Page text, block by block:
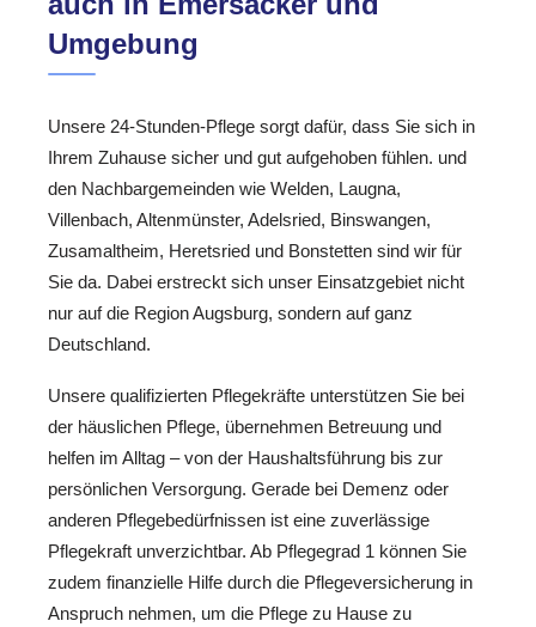
Umgebung
Unsere 24-Stunden-Pflege sorgt dafür, dass Sie sich in
Ihrem Zuhause sicher und gut aufgehoben fühlen. und
den Nachbargemeinden wie Welden, Laugna,
Villenbach, Altenmünster, Adelsried, Binswangen,
Zusamaltheim, Heretsried und Bonstetten sind wir für
Sie da. Dabei erstreckt sich unser Einsatzgebiet nicht
nur auf die Region Augsburg, sondern auf ganz
Deutschland.
Unsere qualifizierten Pflegekräfte unterstützen Sie bei
der häuslichen Pflege, übernehmen Betreuung und
helfen im Alltag – von der Haushaltsführung bis zur
persönlichen Versorgung. Gerade bei Demenz oder
anderen Pflegebedürfnissen ist eine zuverlässige
Pflegekraft unverzichtbar. Ab Pflegegrad 1 können Sie
zudem finanzielle Hilfe durch die Pflegeversicherung in
Anspruch nehmen, um die Pflege zu Hause zu